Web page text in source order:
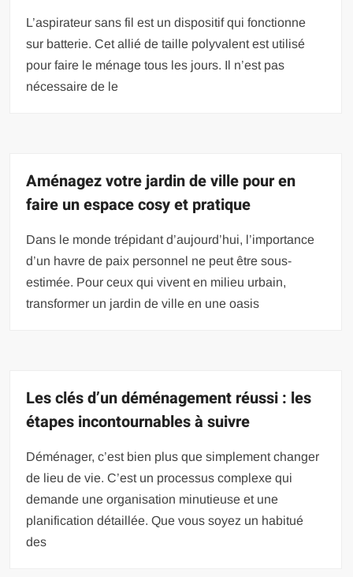
L’aspirateur sans fil est un dispositif qui fonctionne
sur batterie. Cet allié de taille polyvalent est utilisé
pour faire le ménage tous les jours. Il n’est pas
nécessaire de le
Aménagez votre jardin de ville pour en
faire un espace cosy et pratique
Dans le monde trépidant d’aujourd’hui, l’importance
d’un havre de paix personnel ne peut être sous-
estimée. Pour ceux qui vivent en milieu urbain,
transformer un jardin de ville en une oasis
Les clés d’un déménagement réussi : les
étapes incontournables à suivre
Déménager, c’est bien plus que simplement changer
de lieu de vie. C’est un processus complexe qui
demande une organisation minutieuse et une
planification détaillée. Que vous soyez un habitué
des